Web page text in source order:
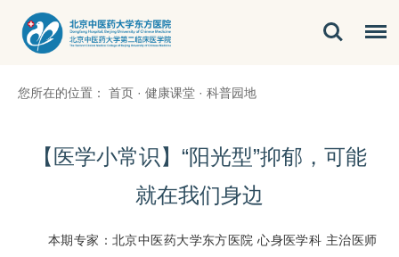
您所在的位置： 首页 · 健康课堂 · 科普园地
【医学小常识】“阳光型”抑郁，可能
就在我们身边
本期专家：北京中医药大学东方医院心身医学科 主治医师